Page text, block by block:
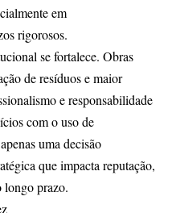
em
rigorosos.
se fortalece. Obras
de resíduos e maior
e responsabilidade
com o uso de
uma decisão
que impacta reputação,
longo prazo.